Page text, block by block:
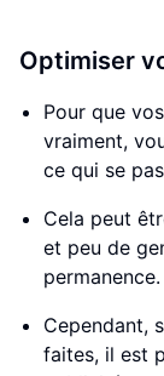
Optimiser
Pour que
vraiment,
ce qui se
Cela peut
et peu de
permanence.
Cependant,
faites, il est